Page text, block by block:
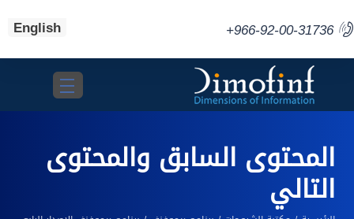
+966-92-00-31736
English
Toggle navigation
المحتوى السابق والمحتوى
التالي